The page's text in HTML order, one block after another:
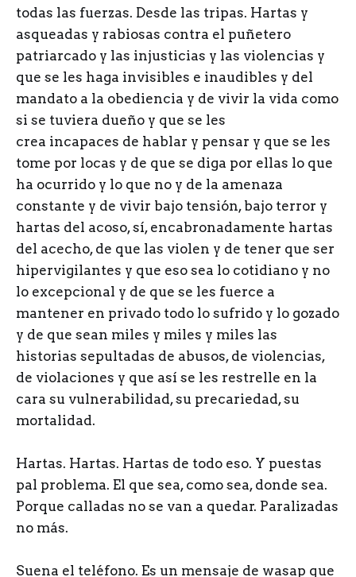
todas las fuerzas. Desde las tripas. Hartas y
asqueadas y rabiosas contra el puñetero
patriarcado y las injusticias y las violencias y
que se les haga invisibles e inaudibles y del
mandato a la obediencia y de vivir la vida como
si se tuviera dueño y que se les
crea incapaces de hablar y pensar y que se les
tome por locas y de que se diga por ellas lo que
ha ocurrido y lo que no y de la amenaza
constante y de vivir bajo tensión, bajo terror y
hartas del acoso, sí, encabronadamente hartas
del acecho, de que las violen y de tener que ser
hipervigilantes y que eso sea lo cotidiano y no
lo excepcional y de que se les fuerce a
mantener en privado todo lo sufrido y lo gozado
y de que sean miles y miles y miles las
historias sepultadas de abusos, de violencias,
de violaciones y que así se les restrelle en la
cara su vulnerabilidad, su precariedad, su
mortalidad.
Hartas. Hartas. Hartas de todo eso. Y puestas
pal problema. El que sea, como sea, donde sea.
Porque calladas no se van a quedar. Paralizadas
no más.
Suena el teléfono. Es un mensaje de wasap que